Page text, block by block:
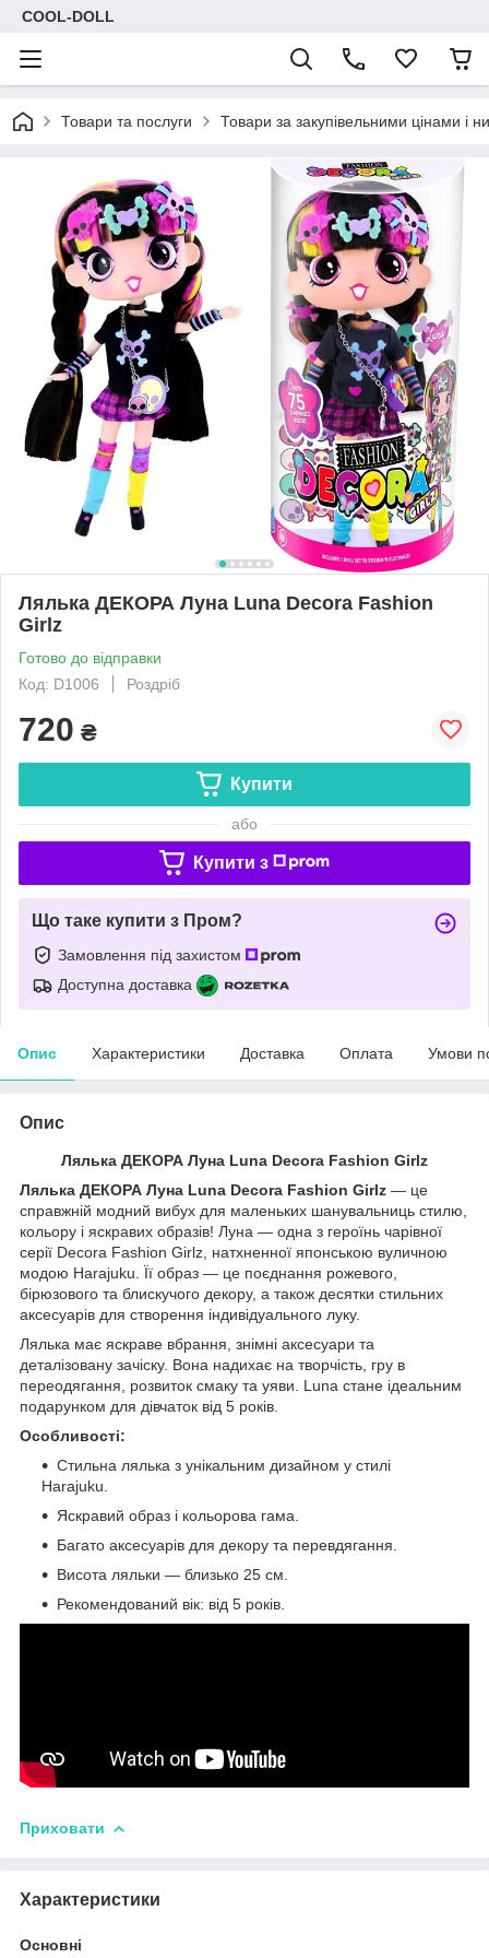
COOL-DOLL
Товари та послуги Товари за закупівельними цінами і
Лялька ДЕКОРА Луна Luna Decora Fashion
Girlz
Готово до відправки
Код: D1006
Роздріб
720 ₴
Купити
або
Купити з
Що таке купити з Пром?
Замовлення під захистом
Доступна доставка
Опис Характеристики Доставка Оплата Умови
Опис
Лялька ДЕКОРА Луна Luna Decora Fashion Girlz
Лялька ДЕКОРА Луна Luna Decora Fashion Girlz — це
справжній модний вибух для маленьких шанувальниць стилю,
кольору і яскравих образів! Луна — одна з героїнь чарівної
серії Decora Fashion Girlz, натхненної японською вуличною
модою Harajuku. Її образ — це поєднання рожевого,
бірюзового та блискучого декору, а також десятки стильних
аксесуарів для створення індивідуального луку.
Лялька має яскраве вбрання, знімні аксесуари та
деталізовану зачіску. Вона надихає на творчість, гру в
переодягання, розвиток смаку та уяви. Luna стане ідеальним
подарунком для дівчаток від 5 років.
Особливості:
Стильна лялька з унікальним дизайном у стилі
Harajuku.
Яскравий образ і кольорова гама.
Багато аксесуарів для декору та перевдягання.
Висота ляльки — близько 25 см.
Рекомендований вік: від 5 років.
Приховати
Характеристики
Основні